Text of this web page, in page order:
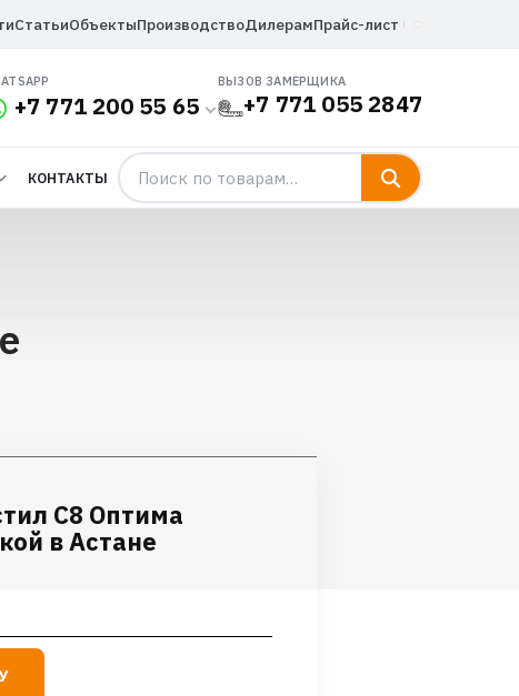
СтатьиОбъектыПроизводствоДилерамПрайс-лист
+7 771 200 55 65
ВЫЗОВ ЗАМЕРЩИКА
+7 771 055 2847
КОНТАКТЫ
С8 Оптима
в Астане